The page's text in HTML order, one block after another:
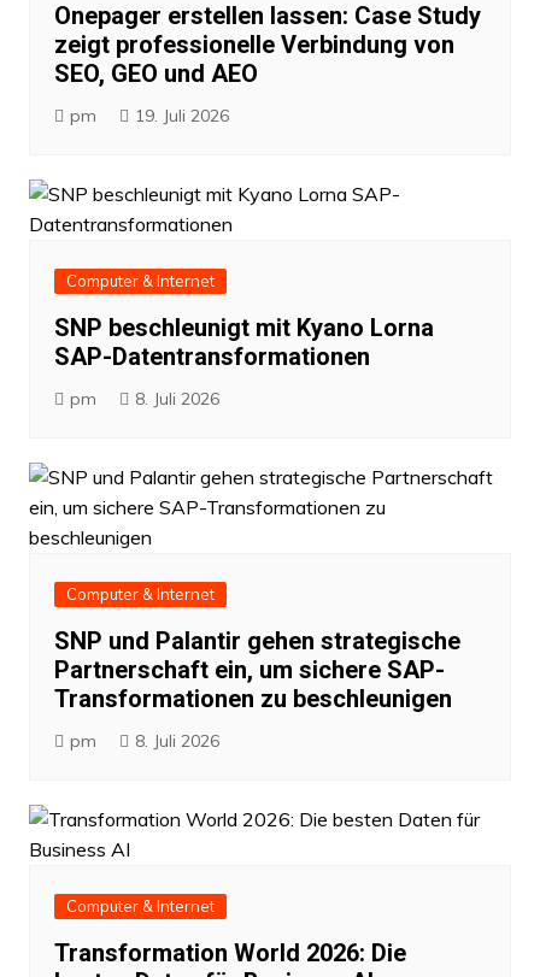
Onepager erstellen lassen: Case Study
zeigt professionelle Verbindung von
SEO, GEO und AEO
pm 19. Juli 2026
Computer & Internet
SNP beschleunigt mit Kyano Lorna
SAP-Datentransformationen
pm 8. Juli 2026
Computer & Internet
SNP und Palantir gehen strategische
Partnerschaft ein, um sichere SAP-
Transformationen zu beschleunigen
pm 8. Juli 2026
Computer & Internet
Transformation World 2026: Die